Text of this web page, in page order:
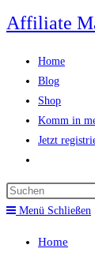
Zum
Inhalt
springen
Affiliate
Home
Blog
Shop
Komm in
Jetzt
umschalten
Menü Schließen
Home